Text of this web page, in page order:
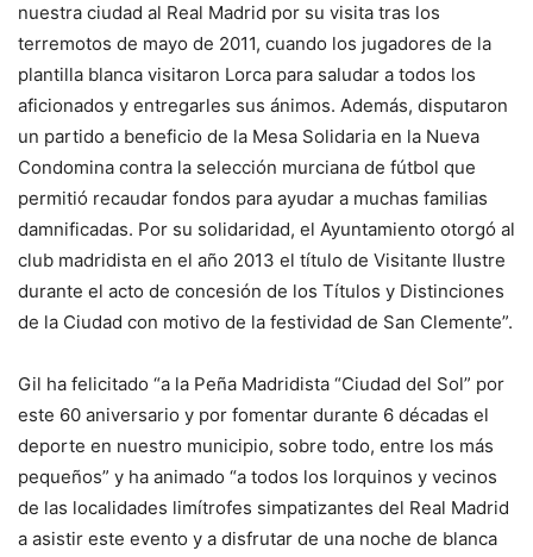
nuestra ciudad al Real Madrid por su visita tras los
terremotos de mayo de 2011, cuando los jugadores de la
plantilla blanca visitaron Lorca para saludar a todos los
aficionados y entregarles sus ánimos. Además, disputaron
un partido a beneficio de la Mesa Solidaria en la Nueva
Condomina contra la selección murciana de fútbol que
permitió recaudar fondos para ayudar a muchas familias
damnificadas. Por su solidaridad, el Ayuntamiento otorgó al
club madridista en el año 2013 el título de Visitante Ilustre
durante el acto de concesión de los Títulos y Distinciones
de la Ciudad con motivo de la festividad de San Clemente”.
Gil ha felicitado “a la Peña Madridista “Ciudad del Sol” por
este 60 aniversario y por fomentar durante 6 décadas el
deporte en nuestro municipio, sobre todo, entre los más
pequeños” y ha animado “a todos los lorquinos y vecinos
de las localidades limítrofes simpatizantes del Real Madrid
a asistir este evento y a disfrutar de una noche de blanca